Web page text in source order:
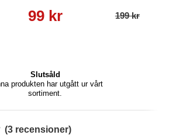
99 kr 199 kr
Slutsåld
produkten har utgått ur vårt
sortiment.
(3 recensioner)